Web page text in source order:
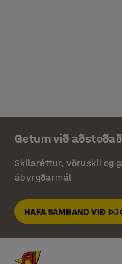
Getum við
Skilaréttur, vöruskil og
ábyrgðarmál
HAFA SAMBAND VIÐ